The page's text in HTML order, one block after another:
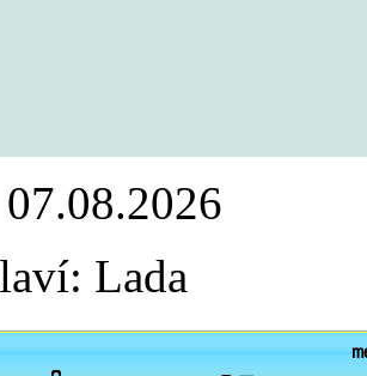
07.08.2026
Lada